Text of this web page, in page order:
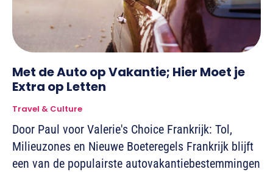
Met de Auto op Vakantie; Hier Moet je
Extra op Letten
Travel & Culture
Door Paul voor Valerie's Choice Frankrijk: Tol,
Milieuzones en Nieuwe Boeteregels Frankrijk blijft
een van de populairste autovakantiebestemmingen